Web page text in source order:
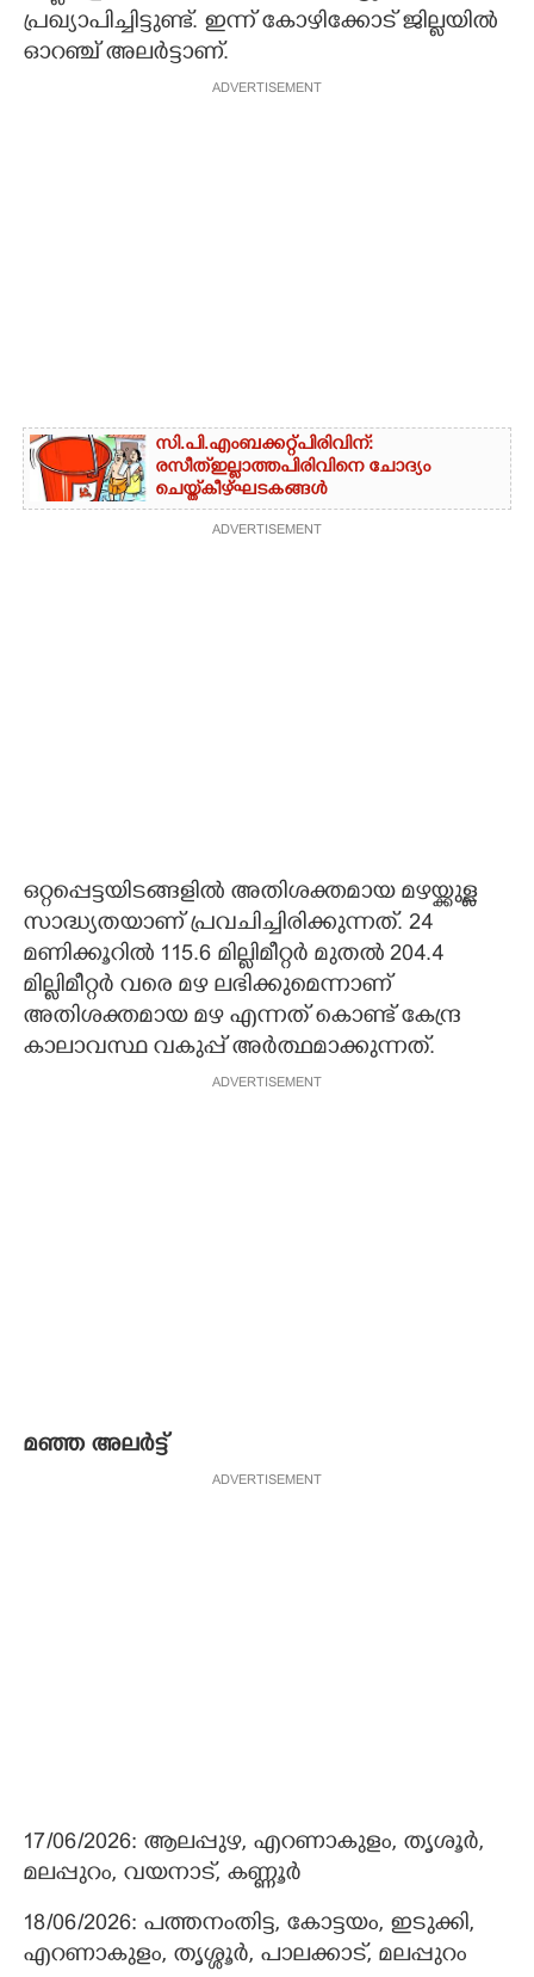
ZOOM
പ്രഖ്യാപിച്ചിട്ടുണ്ട്. ഇന്ന് കോഴിക്കോട് ജില്ലയിൽ
ഓറഞ്ച് അലർട്ടാണ്.
ADVERTISEMENT
സി.പി.എം ബക്കറ്റ് പിരിവിന്:
രസീത് ഇല്ലാത്ത പിരിവിനെ ചോദ്യം
ചെയ്ത് കീഴ്ഘടകങ്ങൾ
ADVERTISEMENT
ഒറ്റപ്പെട്ടയിടങ്ങളിൽ അതിശക്തമായ മഴയ്ക്കുള്ള
സാദ്ധ്യതയാണ് പ്രവചിച്ചിരിക്കുന്നത്. 24
മണിക്കൂറിൽ 115.6 മില്ലിമീറ്റർ മുതൽ 204.4
മില്ലിമീറ്റർ വരെ മഴ ലഭിക്കുമെന്നാണ്
അതിശക്തമായ മഴ എന്നത് കൊണ്ട് കേന്ദ്ര
കാലാവസ്ഥ വകുപ്പ് അർത്ഥമാക്കുന്നത്.
ADVERTISEMENT
മഞ്ഞ അലർട്ട്
ADVERTISEMENT
17/06/2026: ആലപ്പുഴ, എറണാകുളം, തൃശൂർ,
മലപ്പുറം, വയനാട്, കണ്ണൂർ
18/06/2026: പത്തനംതിട്ട, കോട്ടയം, ഇടുക്കി,
എറണാകുളം, തൃശ്ശൂർ, പാലക്കാട്, മലപ്പുറം